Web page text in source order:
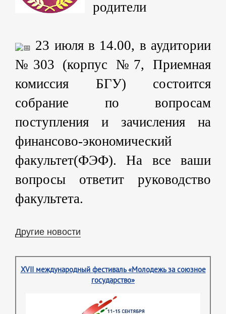
родители
23 июля в 14.00, в аудитории
№303 (корпус №7, Приемная
комиссия БГУ) состоится
собрание по вопросам
поступления и зачисления на
финансово-экономический
факультет(ФЭФ). На все ваши
вопросы ответит руководство
факультета.
Другие новости
XVII международный фестиваль «Молодежь за союзное
государство»